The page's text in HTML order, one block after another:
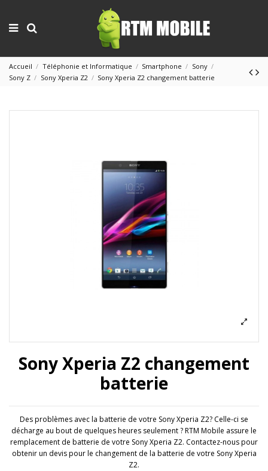
Accueil Téléphonie et Informatique Smartphone
Sony
Sony Z
Sony Xperia Z2 Sony Xperia Z2 changement batterie
Sony Xperia Z2 changement
batterie
Des problèmes avec la batterie de votre Sony Xperia Z2? Celle-ci se
décharge au bout de quelques heures seulement ? RTM Mobile assure le
remplacement de batterie de votre Sony Xperia Z2. Contactez-nous pour
obtenir un devis pour le changement de la batterie de votre Sony Xperia
Z2.